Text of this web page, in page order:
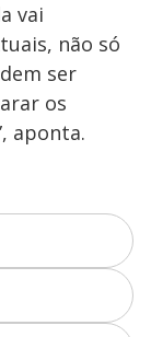
vai
não só
ser
os
aponta.